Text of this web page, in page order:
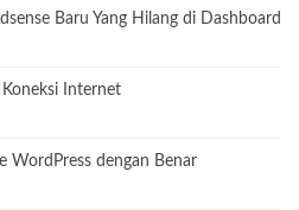
Baru Yang Hilang di Dashboard
Internet
WordPress dengan Benar